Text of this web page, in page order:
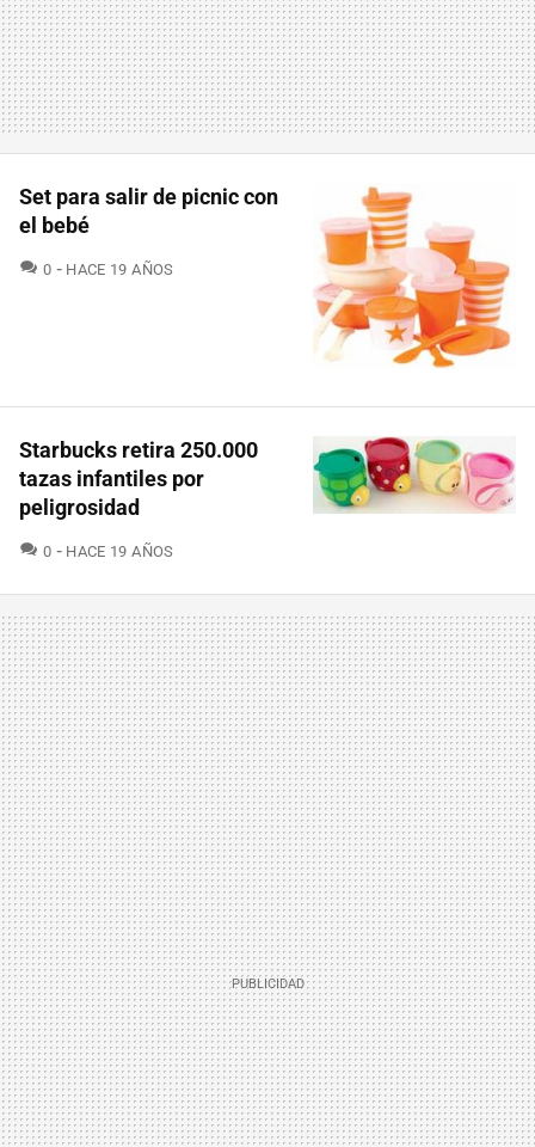
Set para salir de picnic con
el bebé
0 COMENTARIOS
HACE 19 AÑOS
Starbucks retira 250.000
tazas infantiles por
peligrosidad
0 COMENTARIOS
HACE 19 AÑOS